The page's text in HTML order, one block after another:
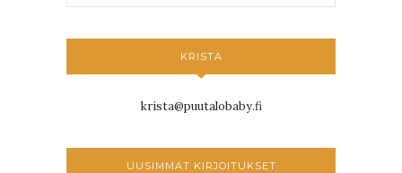
KRISTA
krista@puutalobaby.fi
UUSIMMAT KIRJOITUKSET